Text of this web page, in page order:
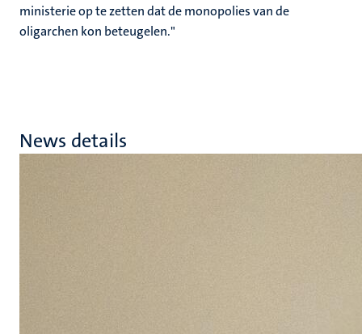
ministerie op te zetten dat de monopolies van de
oligarchen kon beteugelen."
News details